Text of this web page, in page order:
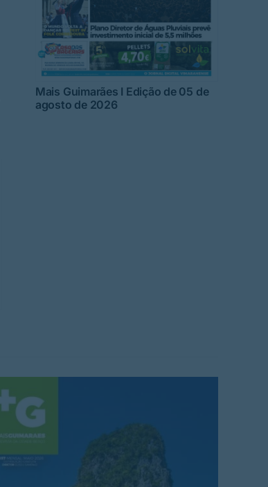
Mais Guimarães I Edição de 05 de
agosto de 2026